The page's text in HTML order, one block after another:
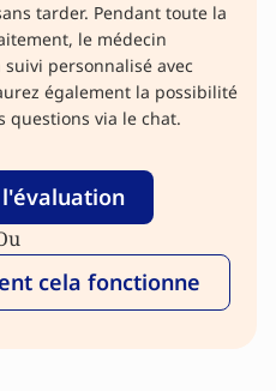
tarder. Pendant toute la
le médecin
personnalisé avec
également la possibilité
questions via le chat.
cela fonctionne